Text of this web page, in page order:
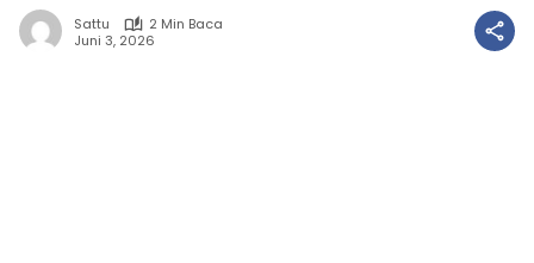
Sattu
2 Min Baca
Juni 3, 2026